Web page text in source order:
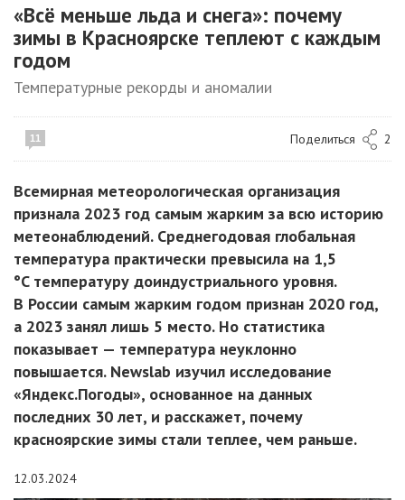
«Всё меньше льда и снега»: почему
зимы в Красноярске теплеют с каждым
годом
Температурные рекорды и аномалии
11 Поделиться 2
Всемирная метеорологическая организация
признала 2023 год самым жарким за всю историю
метеонаблюдений. Среднегодовая глобальная
температура практически превысила на 1,5
°C температуру доиндустриального уровня.
В России самым жарким годом признан 2020 год,
а 2023 занял лишь 5 место. Но статистика
показывает — температура неуклонно
повышается. Newslab изучил исследование
«Яндекс.Погоды», основанное на данных
последних 30 лет, и расскажет, почему
красноярские зимы стали теплее, чем раньше.
12.03.2024